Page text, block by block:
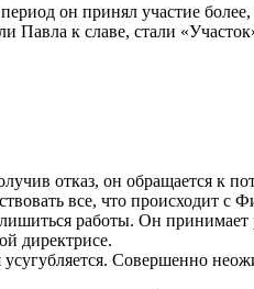
он принял участие
Павла к славе, стали
отказ, он обращается к
все, что происходит с
работы. Он принимает
директрисе.
Совершенно